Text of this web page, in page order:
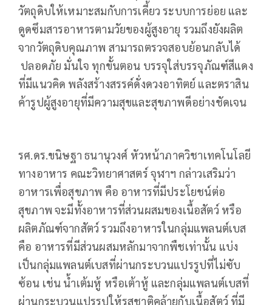
วัตถุดิบให้เหมาะสมกับการเคี้ยว ระบบการย่อย และ
ดูดซึมสารอาหารตามวัยของผู้สูงอายุ รวมถึงยังผลิต
จากวัตถุดิบคุณภาพ สามารถตรวจสอบย้อนกลับได้
ปลอดภัย มั่นใจ ทุกขั้นตอน บรรจุใส่บรรจุภัณฑ์สีแดง
ที่มีแนวคิด พลังสร้างสรรค์ดั่งดวงอาทิตย์ และตราสิน
ค้ารูปผู้สูงอายุที่มีความสุขและสุขภาพดีอย่างชัดเจน
รศ.ดร.ขนิษฐา ธนานุวงศ์ หัวหน้าภาควิชาเทคโนโลยี
ทางอาหาร คณะวิทยาศาสตร์ จุฬาฯ กล่าวเสริมว่า
อาหารเพื่อสุขภาพ คือ อาหารที่มีประโยชน์ต่อ
สุขภาพ จะมีทั้งอาหารที่ส่วนผสมของเนื้อสัตว์ หรือ
ผลิตภัณฑ์จากสัตว์ รวมถึงอาหารในกลุ่มแพลนต์เบส
คือ อาหารที่มีส่วนผสมหลักมาจากพืชเท่านั้น แบ่ง
เป็นกลุ่มแพลนต์เบสที่ผ่านกระบวนแปรรูปที่ไม่ซับ
ซ้อน เช่น น้ำเต้มหู้ หรือเต้าหู้ และกลุ่มแพลนต์เบสที่
ผ่านกระบวนแปรรูปให้รสชาติคล้ายกับเนื้อสัตว์ ที่มี